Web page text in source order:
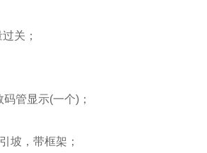
关；
管显示(一个)；
坡，带框架；